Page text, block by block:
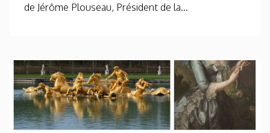
de Jérôme Plouseau, Président de la...